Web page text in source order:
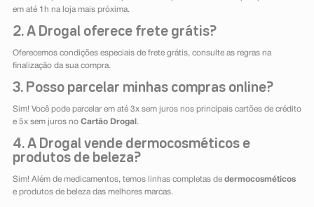
em até 1h na loja mais próxima.
2. A Drogal oferece frete grátis?
Oferecemos condições especiais de frete grátis, consulte as regras na
finalização da sua compra.
3. Posso parcelar minhas compras online?
Sim! Você pode parcelar em até 3x sem juros nos principais cartões de crédito
e 5x sem juros no Cartão Drogal .
4. A Drogal vende dermocosméticos e
produtos de beleza?
Sim! Além de medicamentos, temos linhas completas de dermocosméticos
e produtos de beleza das melhores marcas.